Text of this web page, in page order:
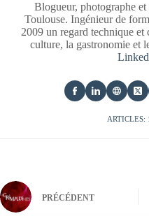
Blogueur, photographe et
Toulouse. Ingénieur de
2009 un regard technique
culture, la gastronomie et
ARTICLES:
PRÉCÉDENT